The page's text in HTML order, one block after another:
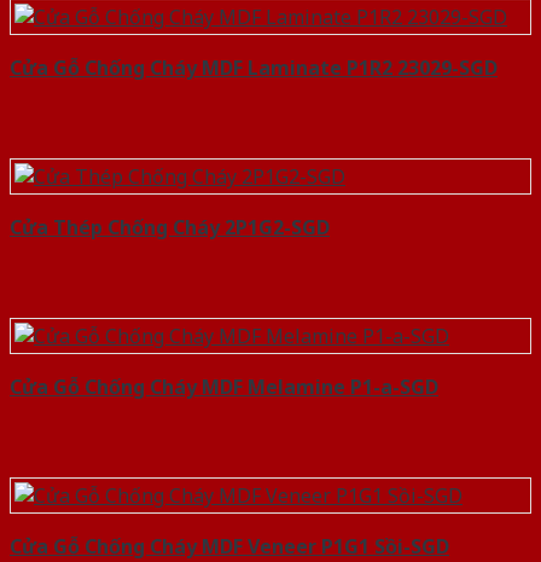
Cửa Gỗ Chống Cháy MDF Laminate P1R2 23029-SGD
Cửa Thép Chống Cháy 2P1G2-SGD
Cửa Gỗ Chống Cháy MDF Melamine P1-a-SGD
Cửa Gỗ Chống Cháy MDF Veneer P1G1 Sồi-SGD